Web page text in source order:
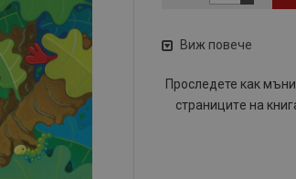
Виж повече
​Проследете как
страницитe на